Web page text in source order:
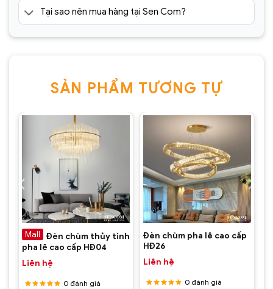
Đèn chùm pha lê cao cấp SC0173-SR(2)
Tại sao nên mua hàng tại Sen Com?
SẢN PHẨM TƯƠNG TỰ
Đèn chùm thủy tinh
pha lê cao cấp HĐ04
Liên hệ
0 đánh giá
Đèn chùm pha lê cao cấp
HĐ26
Liên hệ
0 đánh giá